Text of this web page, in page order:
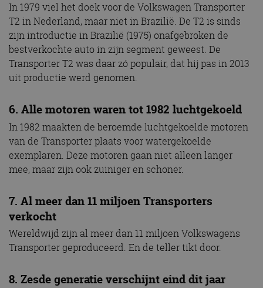
In 1979 viel het doek voor de Volkswagen Transporter
T2 in Nederland, maar niet in Brazilië. De T2 is sinds
zijn introductie in Brazilië (1975) onafgebroken de
bestverkochte auto in zijn segment geweest. De
Transporter T2 was daar zó populair, dat hij pas in 2013
uit productie werd genomen.
6. Alle motoren waren tot 1982 luchtgekoeld
In 1982 maakten de beroemde luchtgekoelde motoren
van de Transporter plaats voor watergekoelde
exemplaren. Deze motoren gaan niet alleen langer
mee, maar zijn ook zuiniger en schoner.
7. Al meer dan 11 miljoen Transporters
verkocht
Wereldwijd zijn al meer dan 11 miljoen Volkswagens
Transporter geproduceerd. En de teller tikt door.
8. Zesde generatie verschijnt eind dit jaar